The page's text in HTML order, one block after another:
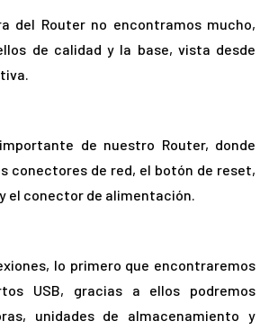
del Router no encontramos mucho,
de calidad y la base, vista desde
de nuestro Router, donde
conectores de red, el botón de reset,
el conector de alimentación.
lo primero que encontraremos
USB, gracias a ellos podremos
unidades de almacenamiento y